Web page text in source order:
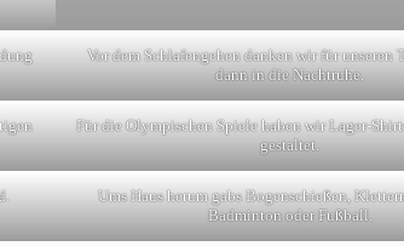
Vor dem Schlafengehen danken wir für unseren
dann in die Nachtruhe.
Für die Olympischen Spiele haben wir Lager-
gestaltet.
Ums Haus herum gabs Bogenschießen,
Badminton oder Fußball.